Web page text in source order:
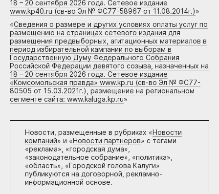
18 – 20 сентября 2026 года. Сетевое издание
www.kp40.ru (св-во Эл № ФС77-58967 от 11.08.2014г.)»
«Сведения о размере и других условиях оплаты услуг по
размещению на страницах сетевого издания для
размещения предвыборных, агитационных материалов в
период избирательной кампании по выборам в
Государственную Думу Федерального Собрания
Российской Федерации девятого созыва, назначенных на
18 – 20 сентября 2026 года. Сетевое издание
«Комсомольская правда» www.kp.ru (св-во Эл № ФС77-
80505 от 15.03.2021г.), размещение на региональном
сегменте сайта: www.kaluga.kp.ru»
Новости, размещенные в рубриках «Новости
компаний» и «Новости партнеров» с тегами
«реклама», «городская дума»,
«законодательное собрание», «политика»,
«область», «Городской голова Калуги»
публикуются на договорной, рекламно-
информационной основе.